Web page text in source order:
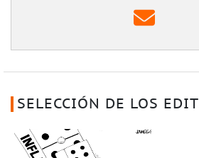
SELECCIÓN DE LOS